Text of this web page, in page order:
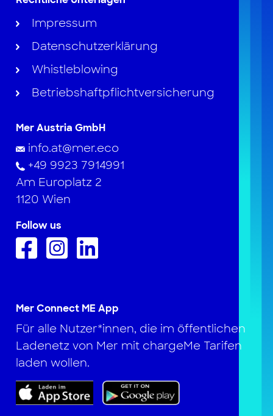
Mer Connect ME App
Für alle Nutzer*innen, die im öffentlichen
Ladenetz von Mer mit chargeMe Tarifen
laden wollen.
Impressum
Datenschutzerklärung
Whistleblowing
Betriebshaftpflichtversicherung
Mer Austria GmbH
info.at@mer.eco
+49 9923 7914991
Am Europlatz 2
1120 Wien
Follow us